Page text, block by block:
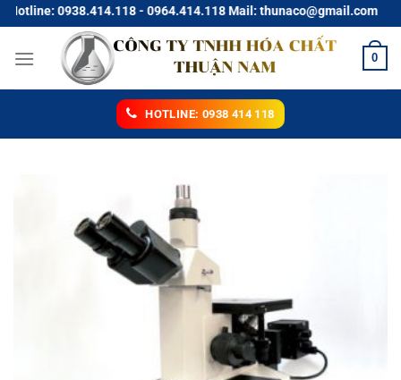
Chuyển
đến
nội
0938.414.118 - 0964.414.118 Mail: thunaco@gmail.com
0
HOTLINE: 0938 414 118